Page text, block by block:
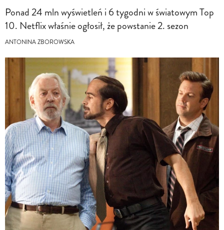
Ponad 24 mln wyświetleń i 6 tygodni w światowym Top
10. Netflix właśnie ogłosił, że powstanie 2. sezon
ANTONINA ZBOROWSKA